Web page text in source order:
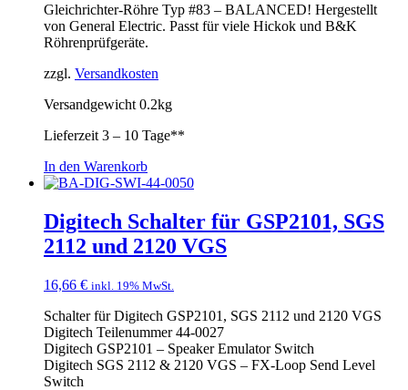
Gleichrichter-Röhre Typ #83 – BALANCED! Hergestellt
von General Electric. Passt für viele Hickok und B&K
Röhrenprüfgeräte.
zzgl. Versandkosten
Versandgewicht 0.2kg
Lieferzeit 3 – 10 Tage**
In den Warenkorb
Digitech Schalter für GSP2101, SGS
2112 und 2120 VGS
16,66 € inkl. 19% MwSt.
Schalter für Digitech GSP2101, SGS 2112 und 2120 VGS
Digitech Teilenummer 44-0027
Digitech GSP2101 – Speaker Emulator Switch
Digitech SGS 2112 & 2120 VGS – FX-Loop Send Level
Switch